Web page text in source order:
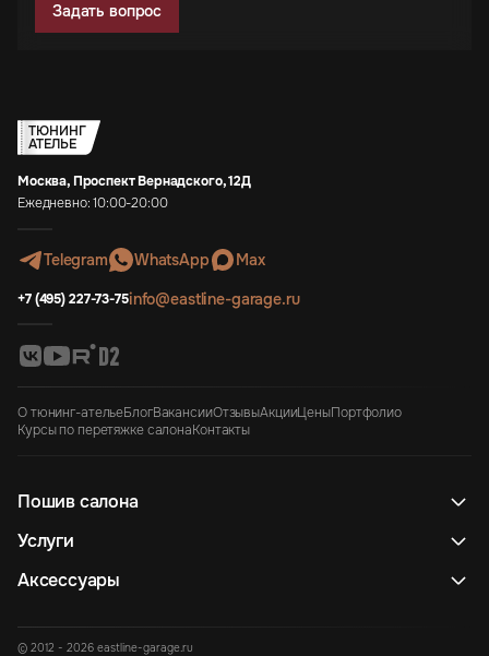
Задать вопрос
ТЮНИНГ
АТЕЛЬЕ
Москва, Проспект Вернадского, 12Д
Ежедневно: 10:00-20:00
Telegram WhatsApp Max
+7 (495) 227-73-75info@eastline-garage.ru
О тюнинг-ательеБлогВакансииОтзывыАкцииЦеныПортфолио
Курсы по перетяжке салонаКонтакты
Пошив салона
Услуги
Аксессуары
© 2012 - 2026 eastline-garage.ru